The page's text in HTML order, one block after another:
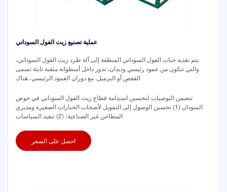
عملية تصنيع زيت الفول السوداني
يتم تغذية حبات الفول السوداني المنظفة إلى آلة طرد زيت الفول السوداني،
والتي تتكون من عمود رئيسي وديدان، تدور داخل أسطوانة مثقبة ثابتة تسمى
القفص أو البرميل. مع دوران العمود الرئيسي، هناك
تتضمن التوصيات لتحسين استدامة قطاع زيت الفول السوداني في حوض
السودان (1) تحسين الوصول إلى التمويل لأصحاب الحيازات الصغيرة ومديري
المطاحن غير الصناعية؛ (2) تنفيذ السياسات
احصل على السعر